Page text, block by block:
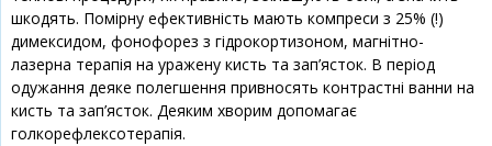
шкодять. Помірну ефективність мають компреси з 25% (!)
димексидом, фонофорез з гідрокортизоном, магнітно-
лазерна терапія на уражену кисть та зап’ясток. В період
одужання деяке полегшення привносять контрастні ванни на
кисть та зап’ясток. Деяким хворим допомагає
голкорефлексотерапія.